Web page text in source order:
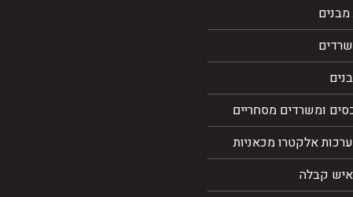
ומשרדים מסחריים
אלקטרו מכאניות
איש קבלה